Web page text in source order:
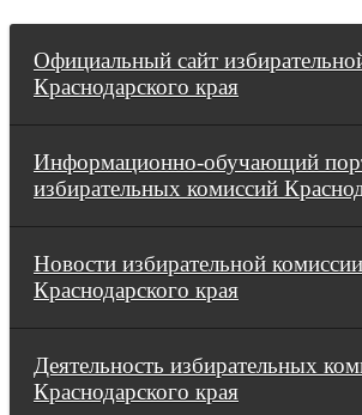
Официальный сайт
Краснодарского края
Информационно-обучающий
избирательных комиссий
Новости избирательной комиссии
Краснодарского края
Деятельность избирательных
Краснодарского края